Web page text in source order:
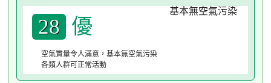
28 優
空氣質量令人滿意，基本無空氣污染
各類人群可正常活動